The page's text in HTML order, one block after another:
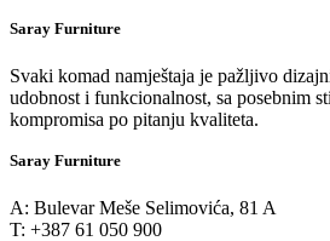
Saray Furniture
Svaki komad namještaja je pažljivo
udobnost i funkcionalnost, sa posebnim
kompromisa po pitanju kvaliteta.
Saray Furniture
A: Bulevar Meše Selimovića, 81 A
T: +387 61 050 900